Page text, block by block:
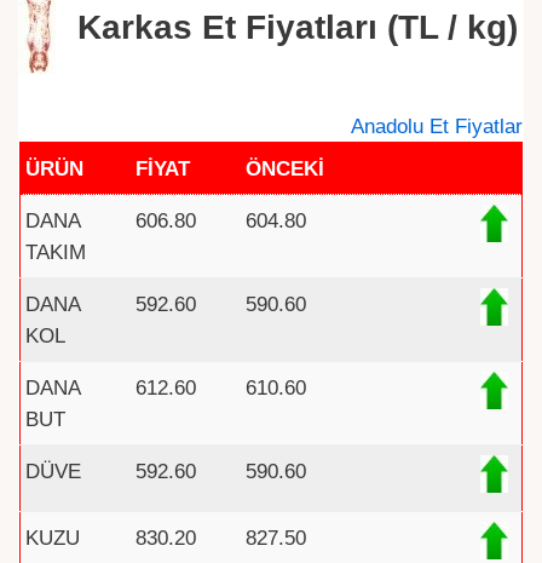
Karkas Et Fiyatları (TL / kg)
Anadolu Et Fiyatlar
ÜRÜN
FİYAT ÖNCEKİ
DANA
TAKIM
606.80 604.80
DANA
KOL
592.60 590.60
DANA
BUT
612.60 610.60
DÜVE 592.60 590.60
KUZU 830.20 827.50